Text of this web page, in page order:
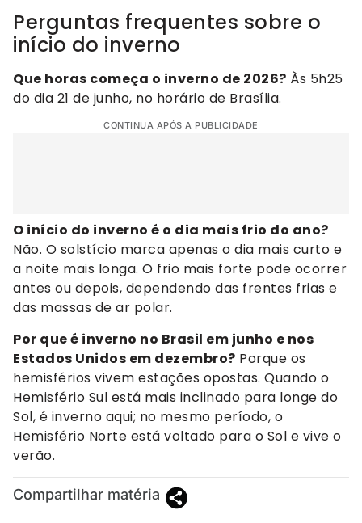
Perguntas frequentes sobre o
início do inverno
Que horas começa o inverno de 2026? Às 5h25
do dia 21 de junho, no horário de Brasília.
CONTINUA APÓS A PUBLICIDADE
O início do inverno é o dia mais frio do ano?
Não. O solstício marca apenas o dia mais curto e
a noite mais longa. O frio mais forte pode ocorrer
antes ou depois, dependendo das frentes frias e
das massas de ar polar.
Por que é inverno no Brasil em junho e nos
Estados Unidos em dezembro? Porque os
hemisférios vivem estações opostas. Quando o
Hemisfério Sul está mais inclinado para longe do
Sol, é inverno aqui; no mesmo período, o
Hemisfério Norte está voltado para o Sol e vive o
verão.
Compartilhar matéria